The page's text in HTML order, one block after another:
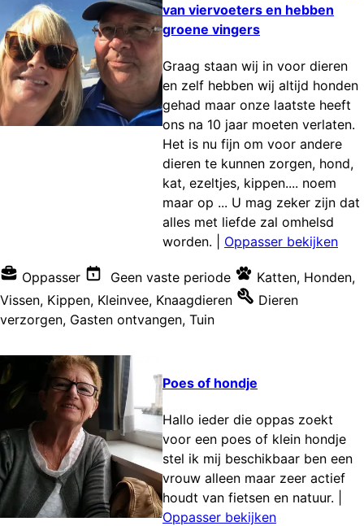
van viervoeters en hebben
groene vingers
Graag staan wij in voor dieren
en zelf hebben wij altijd honden
gehad maar onze laatste heeft
ons na 10 jaar moeten verlaten.
Het is nu fijn om voor andere
dieren te kunnen zorgen, hond,
kat, ezeltjes, kippen.... noem
maar op ... U mag zeker zijn dat
alles met liefde zal omhelsd
worden.
Oppasser bekijken
Oppasser Geen vaste periode Katten, Honden,
Vissen, Kippen, Kleinvee, Knaagdieren
Dieren
verzorgen, Gasten ontvangen, Tuin
Poes of hondje
Hallo ieder die oppas zoekt
voor een poes of klein hondje
stel ik mij beschikbaar ben een
vrouw alleen maar zeer actief
houdt van fietsen en natuur.
Oppasser bekijken